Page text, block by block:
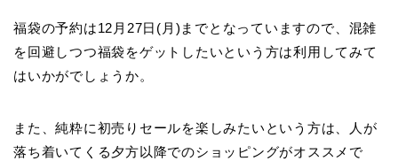
福袋の予約は12月27日(月)までとなっていますので、混雑
を回避しつつ福袋をゲットしたいという方は利用してみて
はいかがでしょうか。
また、純粋に初売りセールを楽しみたいという方は、人が
落ち着いてくる夕方以降でのショッピングがオススメで